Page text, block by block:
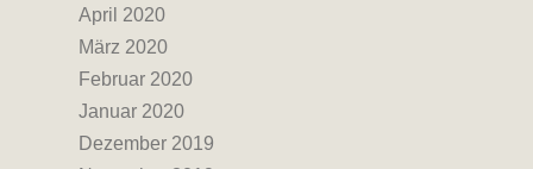
April 2020
März 2020
Februar 2020
Januar 2020
Dezember 2019